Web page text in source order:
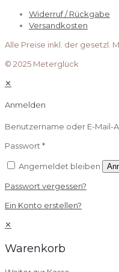
Widerruf / Rückgabe
Versandkosten
Alle Preise inkl. der gesetzl.
© 2025 Meterglück
✕
Anmelden
Benutzername oder E-Mail-
Passwort*
Angemeldet bleiben
Passwort vergessen?
Ein Konto erstellen?
✕
Warenkorb